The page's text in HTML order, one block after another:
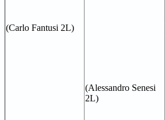
(Carlo Fantusi 2L)
(Alessandro Senesi
2L)